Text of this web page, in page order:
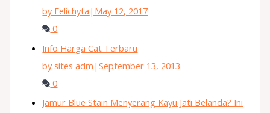
by Felichyta | May 12, 2017
0
Info Harga Cat Terbaru
by sites adm |September 13, 2013
0
Jamur Blue Stain Menyerang Kayu Jati Belanda? Ini